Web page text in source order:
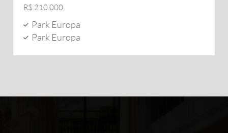
R$ 210.000
Park Europa
Park Europa